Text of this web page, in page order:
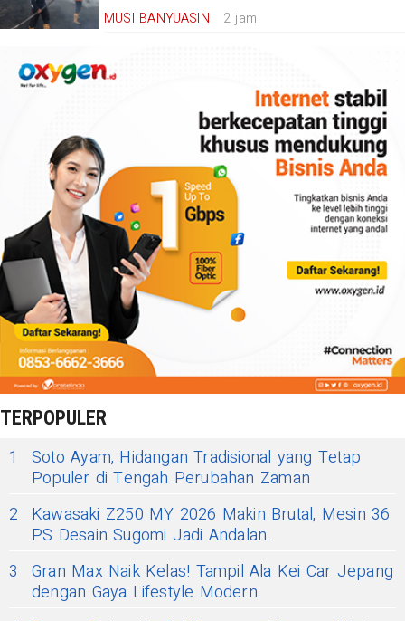
MUSI BANYUASIN 2 jam
TERPOPULER
1
Soto Ayam, Hidangan Tradisional yang Tetap
Populer di Tengah Perubahan Zaman
2
Kawasaki Z250 MY 2026 Makin Brutal, Mesin 36
PS Desain Sugomi Jadi Andalan.
3
Gran Max Naik Kelas! Tampil Ala Kei Car Jepang
dengan Gaya Lifestyle Modern.